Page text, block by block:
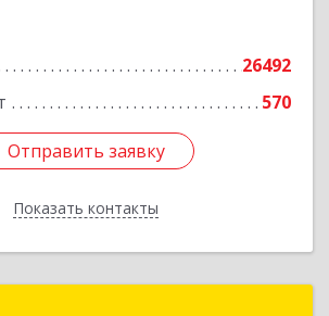
26492
570
Отправить заявку
Показать контакты
Отправить заявку
Назад